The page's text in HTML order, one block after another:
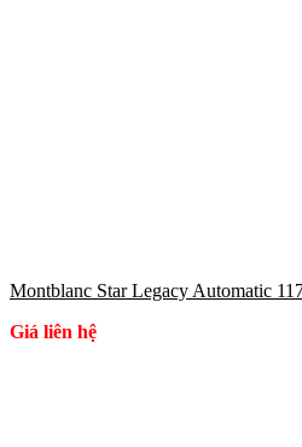
Montblanc Star Legacy Automatic
Giá liên hệ